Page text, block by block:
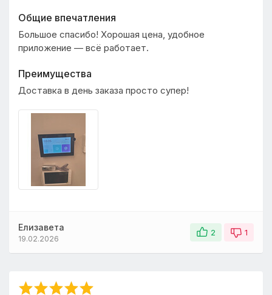
Общие впечатления
Большое спасибо! Хорошая цена, удобное
приложение — всё работает.
Преимущества
Доставка в день заказа просто супер!
Елизавета
19.02.2026
2 1